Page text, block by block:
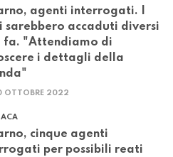
agenti interrogati. I
sarebbero accaduti diversi
fa. "Attendiamo di
i dettagli della
OTTOBRE 2022
cinque agenti
per possibili reati